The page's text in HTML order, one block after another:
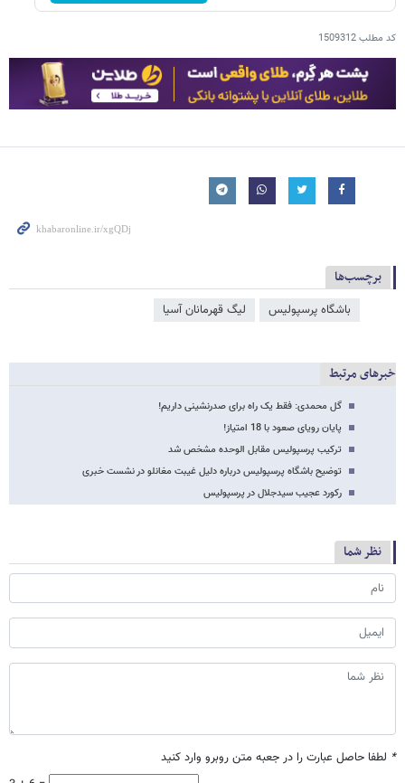
کد مطلب1509312
برچسب‌ها
باشگاه پرسپولیس لیگ قهرمانان آسیا
خبرهای مرتبط
گل محمدی: فقط یک راه برای صدرنشینی داریم!
پایان رویای صعود با 18 امتیاز!
ترکیب پرسپولیس مقابل الوحده مشخص شد
توضیح باشگاه پرسپولیس درباره دلیل غیبت مغانلو در نشست خبری
رکورد عجیب سیدجلال در پرسپولیس
نظر شما
* لطفا حاصل عبارت را در جعبه متن روبرو وارد کنید